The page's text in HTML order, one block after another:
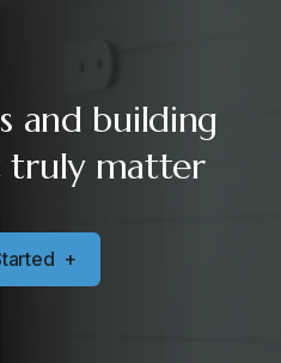
and building
truly matter
tarted +